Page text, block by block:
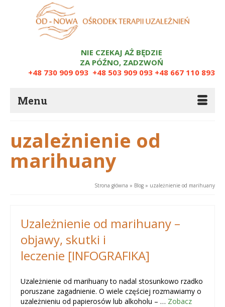
NIE CZEKAJ AŻ BĘDZIE
ZA PÓŹNO, ZADZWOŃ
+48 730 909 093 +48 503 909 093 +48 667 110 893
Menu
uzależnienie od
marihuany
Strona główna » Blog » uzależnienie od marihuany
Uzależnienie od marihuany –
objawy, skutki i
leczenie [INFOGRAFIKA]
Uzależnienie od marihuany to nadal stosunkowo rzadko
poruszane zagadnienie. O wiele częściej rozmawiamy o
uzależnieniu od papierosów lub alkoholu – … Zobacz